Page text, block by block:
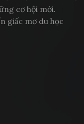
cơ hội mới.
giấc mơ du học